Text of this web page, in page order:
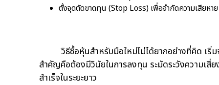
ตั้งจุดตัดขาดทุน (Stop Loss) เพื่อจำกัดความเสียหาย
วิธีซื้อหุ้นสำหรับมือใหม่ไม่ได้ยากอย่างที่คิด เริ่ม
สำคัญคือต้องมีวินัยในการลงทุน ระมัดระวังความเสี่
สำเร็จในระยะยาว